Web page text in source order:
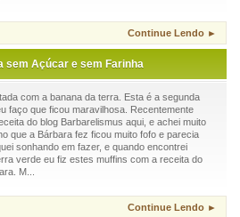
Continue Lendo ►
sem Açúcar e sem Farinha
com a banana da terra. Esta é a segunda
faço que ficou maravilhosa. Recentemente
do blog Barbarelismus aqui, e achei muito
que a Bárbara fez ficou muito fofo e parecia
sonhando em fazer, e quando encontrei
verde eu fiz estes muffins com a receita do
M...
Continue Lendo ►